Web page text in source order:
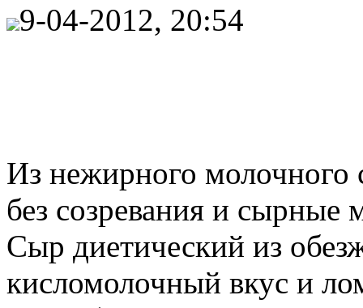
9-04-2012, 20:54
Из нежирного молочного
без созревания и сырные
Сыр диетический из
кисломолочный вкус и